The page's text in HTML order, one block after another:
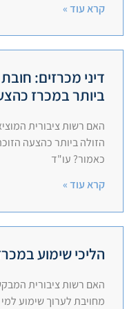
קרא עוד »
דיני מכרזים:
ביותר במכרז
האם רשות ציבורית
הזולה ביותר כהצעה
כאמור? עו"ד
קרא עוד »
הליכי שימוע
האם רשות ציבורית
מחויבת לערוך שימוע